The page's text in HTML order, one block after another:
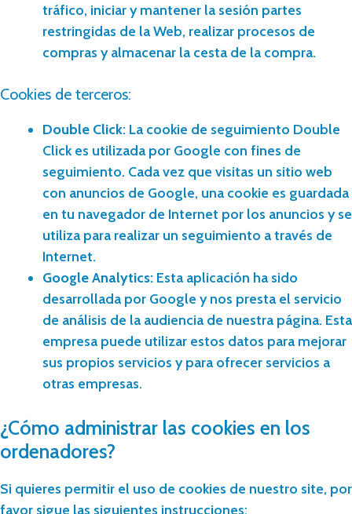
tráfico, iniciar y mantener la sesión partes
restringidas de la Web, realizar procesos de
compras y almacenar la cesta de la compra.
Cookies de terceros:
Double Click: La cookie de seguimiento Double
Click es utilizada por Google con fines de
seguimiento. Cada vez que visitas un sitio web
con anuncios de Google, una cookie es guardada
en tu navegador de Internet por los anuncios y se
utiliza para realizar un seguimiento a través de
Internet.
Google Analytics: Esta aplicación ha sido
desarrollada por Google y nos presta el servicio
de análisis de la audiencia de nuestra página. Esta
empresa puede utilizar estos datos para mejorar
sus propios servicios y para ofrecer servicios a
otras empresas.
¿Cómo administrar las cookies en los
ordenadores?
Si quieres permitir el uso de cookies de nuestro site, por
favor sigue las siguientes instrucciones: